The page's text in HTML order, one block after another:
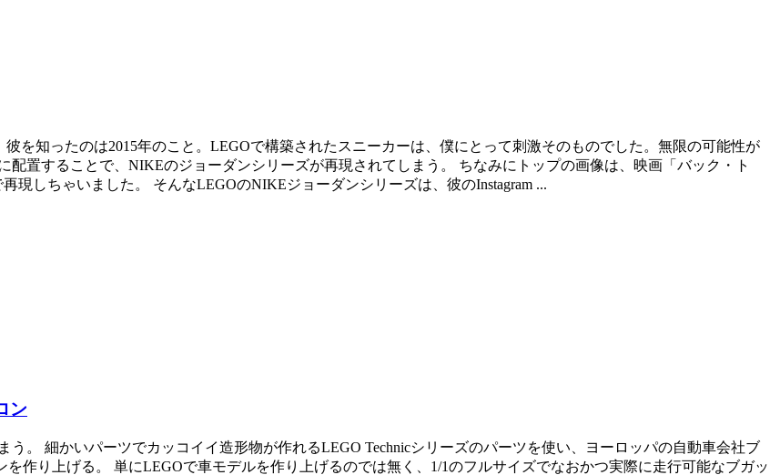
を知ったのは2015年のこと。LEGOで構築されたスニーカーは、僕にとって刺激そのものでした。無限の可能性が
置することで、NIKEのジョーダンシリーズが再現されてしまう。 ちなみにトップの画像は、映画「バック・ト
現しちゃいました。 そんなLEGOのNIKEジョーダンシリーズは、彼のInstagram ...
ン
。 細かいパーツでカッコイイ造形物が作れるLEGO Technicシリーズのパーツを使い、ヨーロッパの自動車会社ブ
作り上げる。 単にLEGOで車モデルを作り上げるのでは無く、1/1のフルサイズでなおかつ実際に走行可能なブガッ